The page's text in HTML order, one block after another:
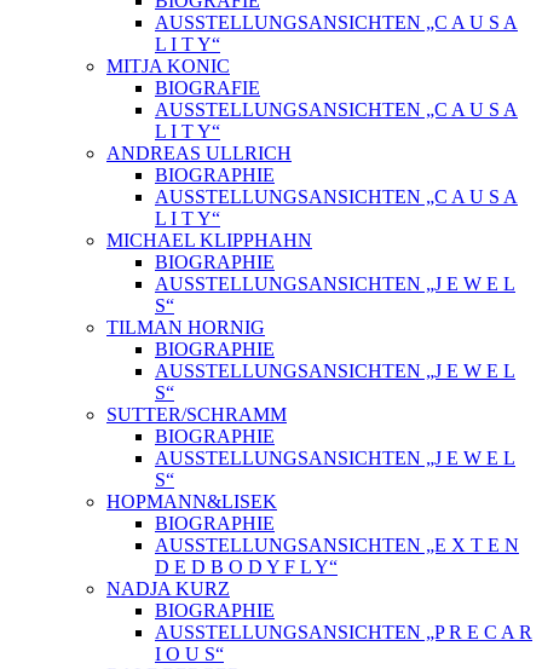
AUSSTELLUNGSANSICHTEN „C A U S A
L I T Y“
MITJA KONIC
BIOGRAFIE
AUSSTELLUNGSANSICHTEN „C A U S A
L I T Y“
ANDREAS ULLRICH
BIOGRAPHIE
AUSSTELLUNGSANSICHTEN „C A U S A
L I T Y“
MICHAEL KLIPPHAHN
BIOGRAPHIE
AUSSTELLUNGSANSICHTEN „J E W E L
S“
TILMAN HORNIG
BIOGRAPHIE
AUSSTELLUNGSANSICHTEN „J E W E L
S“
SUTTER/SCHRAMM
BIOGRAPHIE
AUSSTELLUNGSANSICHTEN „J E W E L
S“
HOPMANN&LISEK
BIOGRAPHIE
AUSSTELLUNGSANSICHTEN „E X T E N
D E D B O D Y F L Y“
NADJA KURZ
BIOGRAPHIE
AUSSTELLUNGSANSICHTEN „P R E C A R
I O U S“